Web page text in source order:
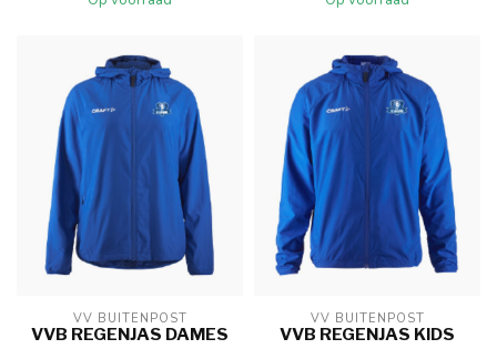
VV BUITENPOST
VVB REGENJAS DAMES
VV BUITENPOST
VVB REGENJAS KIDS